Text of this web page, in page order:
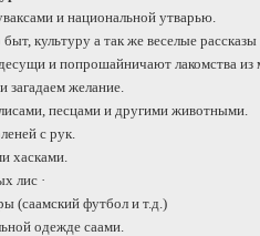
и национальной утварью.
культуру а так же веселые
и попрошайничают лакомства из
загадаем желание.
песцами и другими животными.
с рук.
хасками.
лис ·
(саамский футбол и т.д.)
одежде саами.